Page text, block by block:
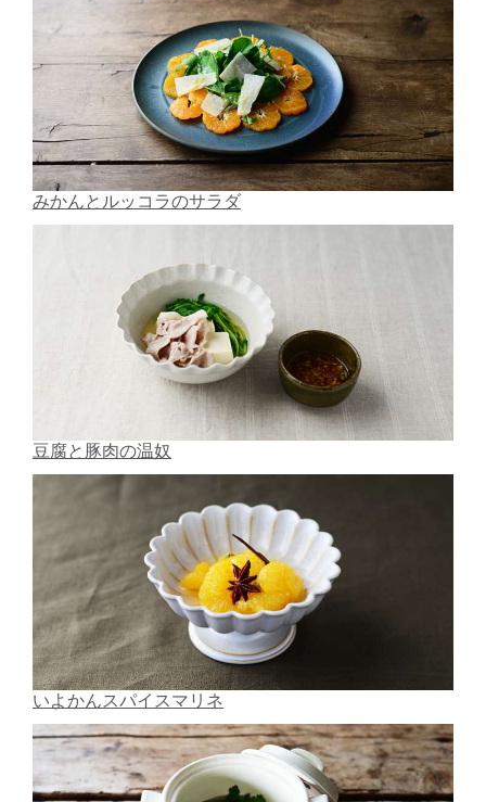
みかんとルッコラのサラダ
豆腐と豚肉の温奴
いよかんスパイスマリネ